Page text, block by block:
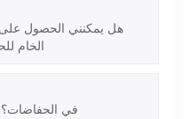
هل يمكنني الحصول على
الخام
ما هو الورق الماص SAP في الحفاضات؟